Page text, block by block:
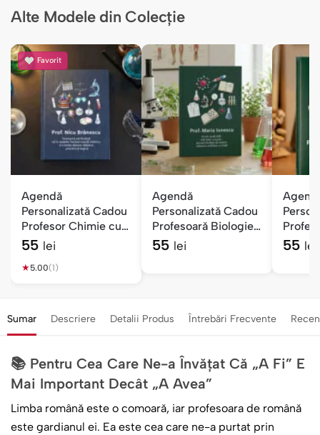
Alte Modele din Colecție
Favorit
Agendă
Personalizată Cadou
Profesor Chimie cu
Nume și Mesaj
55 lei
★5.00(1)
Agendă
Personalizată Cadou
Profesoară Biologie
cu Nume și Mesaj
55 lei
cu
55 lei
Sumar Descriere Detalii Produs Întrebări Frecvente
📚 Pentru Cea Care Ne-a Învățat Că „A Fi” E
Mai Important Decât „A Avea”
Limba română este o comoară, iar profesoara de română
este gardianul ei. Ea este cea care ne-a purtat prin